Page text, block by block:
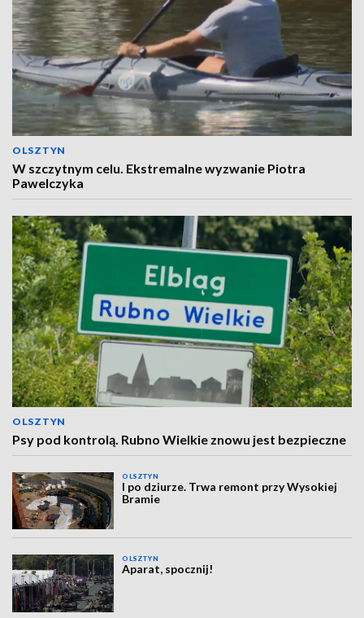
OLSZTYN
W szczytnym celu. Ekstremalne wyzwanie Piotra
Pawelczyka
OLSZTYN
Psy pod kontrolą. Rubno Wielkie znowu jest bezpieczne
OLSZTYN
I po dziurze. Trwa remont przy Wysokiej
Bramie
OLSZTYN
Aparat, spocznij!